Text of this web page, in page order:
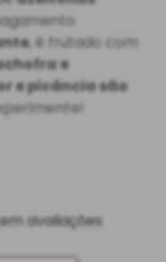
, é frutado com
e
e picância são
avaliações